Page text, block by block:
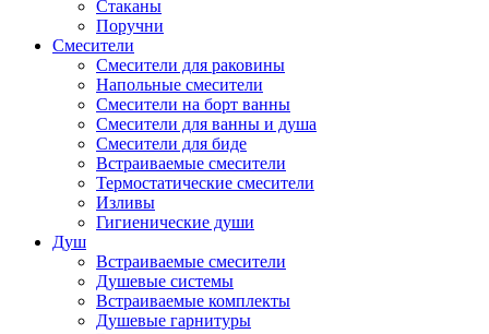
Стаканы
Поручни
Смесители
Смесители для раковины
Напольные смесители
Смесители на борт ванны
Смесители для ванны и душа
Смесители для биде
Встраиваемые смесители
Термостатические смесители
Изливы
Гигиенические души
Душ
Встраиваемые смесители
Душевые системы
Встраиваемые комплекты
Душевые гарнитуры